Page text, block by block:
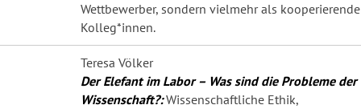
Wettbewerber, sondern vielmehr als kooperierende
Kolleg*innen.
Teresa Völker
Der Elefant im Labor – Was sind die Probleme der
Wissenschaft?:Wissenschaftliche Ethik,